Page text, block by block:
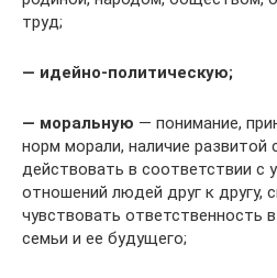
труд;
— идейно-политическую;
— моральную — понимание,
норм морали, наличие развитой
действовать в соответствии с
отношений людей друг к другу,
чувствовать ответственность
семьи и ее будущего;